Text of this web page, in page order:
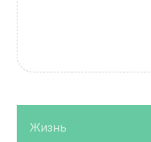
Жизнь